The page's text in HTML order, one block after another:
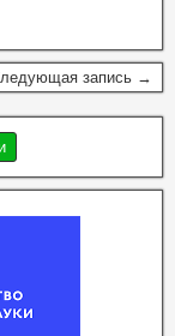
запись →